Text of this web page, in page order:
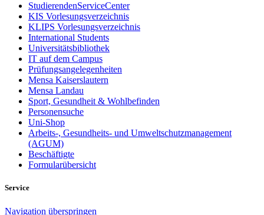
StudierendenServiceCenter
KIS Vorlesungsverzeichnis
KLIPS Vorlesungsverzeichnis
International Students
Universitätsbibliothek
IT auf dem Campus
Prüfungsangelegenheiten
Mensa Kaiserslautern
Mensa Landau
Sport, Gesundheit & Wohlbefinden
Personensuche
Uni-Shop
Arbeits-, Gesundheits- und Umweltschutzmanagement
(AGUM)
Beschäftigte
Formularübersicht
Service
Navigation überspringen